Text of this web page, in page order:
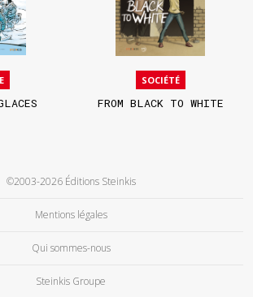
SOCIÉTÉ
FROM BLACK TO WHITE
©2003-2026 Éditions Steinkis
Mentions légales
Qui sommes-nous
Steinkis Groupe